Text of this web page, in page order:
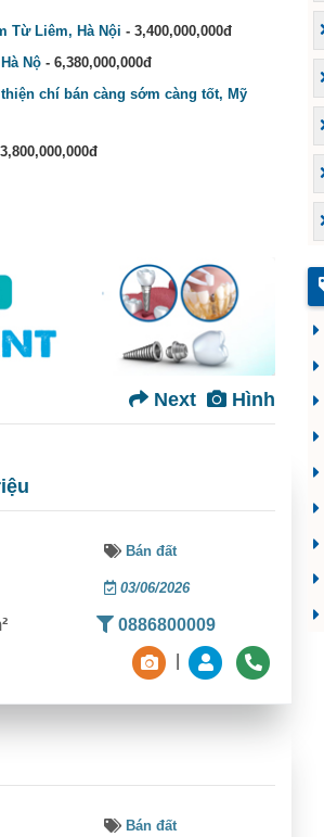
Từ Liêm, Hà Nội - 3,400,000,000đ
Nộ - 6,380,000,000đ
chí bán càng sớm càng tốt, Mỹ
Hình
Next
Bán đất
03/06/2026
0886800009
Bán đất